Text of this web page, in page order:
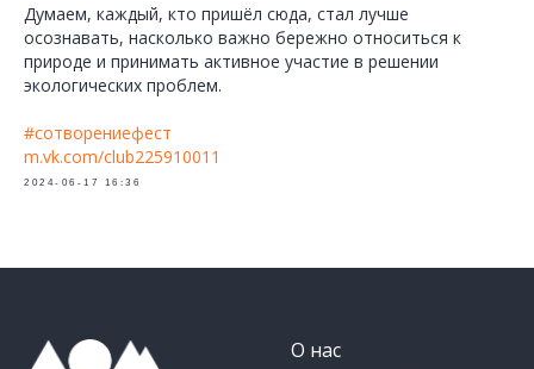
Думаем, каждый, кто пришёл сюда, стал лучше
осознавать, насколько важно бережно относиться к
природе и принимать активное участие в решении
экологических проблем.
#сотворениефест
m.vk.com/club225910011
2024-06-17 16:36
О нас